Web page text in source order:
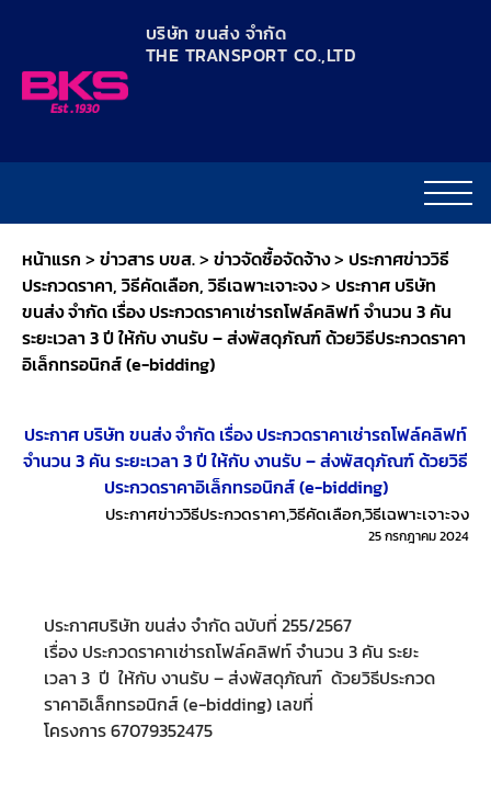
บริษัท ขนส่ง จำกัด
THE TRANSPORT CO.,LTD​
หน้าแรก > ข่าวสาร บขส.> ข่าวจัดซื้อจัดจ้าง> ประกาศข่าววิธี
ประกวดราคา, วิธีคัดเลือก, วิธีเฉพาะเจาะจง> ประกาศ บริษัท
ขนส่ง จำกัด เรื่อง ประกวดราคาเช่ารถโฟล์คลิฟท์ จำนวน 3 คัน
ระยะเวลา 3 ปี ให้กับ งานรับ – ส่งพัสดุภัณฑ์ ด้วยวิธีประกวดราคา
อิเล็กทรอนิกส์ (e-bidding)
ประกาศ บริษัท ขนส่ง จำกัด เรื่อง ประกวดราคาเช่ารถโฟล์คลิฟท์
จำนวน 3 คัน ระยะเวลา 3 ปี ให้กับ งานรับ – ส่งพัสดุภัณฑ์ ด้วยวิธี
ประกวดราคาอิเล็กทรอนิกส์ (e-bidding)
ประกาศข่าววิธีประกวดราคา,วิธีคัดเลือก,วิธีเฉพาะเจาะจง
25 กรกฎาคม 2024
ประกาศบริษัท ขนส่ง จำกัด ฉบับที่ 255/2567
เรื่อง ประกวดราคาเช่ารถโฟล์คลิฟท์ จำนวน 3 คัน ระยะ
เวลา 3 ปี ให้กับ งานรับ – ส่งพัสดุภัณฑ์ ด้วยวิธีประกวด
ราคาอิเล็กทรอนิกส์ (e-bidding) เลขที่
โครงการ 67079352475